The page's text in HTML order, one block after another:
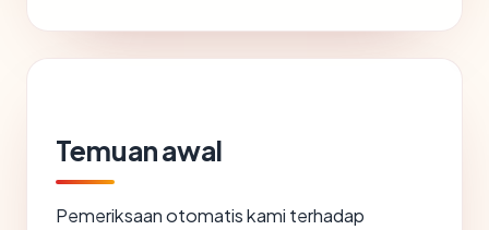
Temuan awal
Pemeriksaan otomatis kami terhadap